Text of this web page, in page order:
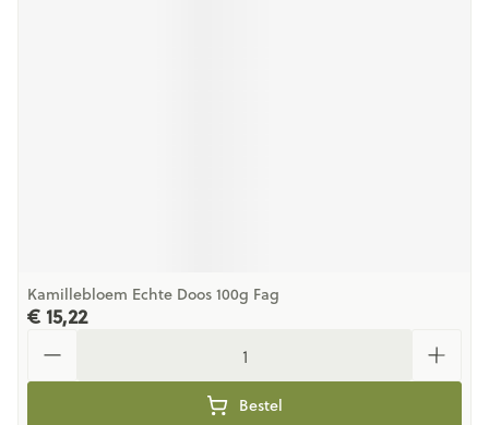
Kamillebloem Echte Doos 100g Fag
€ 15,22
Bestel